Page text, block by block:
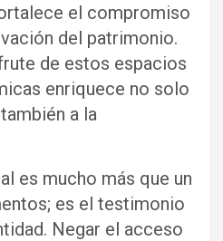
el compromiso
del patrimonio.
de estos espacios
enriquece no solo
a la
es mucho más que un
es el testimonio
Negar el acceso